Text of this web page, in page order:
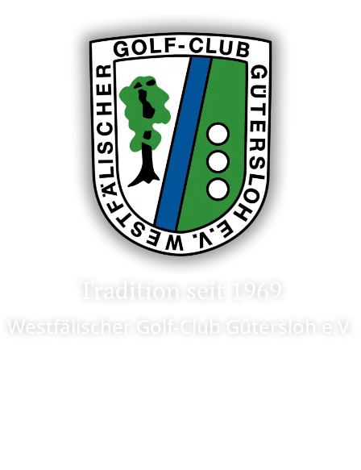
Tradition seit 1969
Westfälischer Golf-Club Gütersloh e.V.